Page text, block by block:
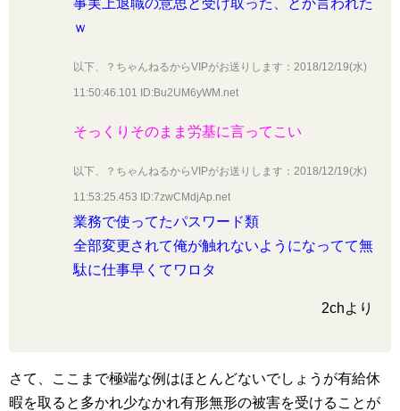
事実上退職の意思と受け取った、とか言われた
ｗ
以下、？ちゃんねるからVIPがお送りします：2018/12/19(水)
11:50:46.101 ID:Bu2UM6yWM.net
そっくりそのまま労基に言ってこい
以下、？ちゃんねるからVIPがお送りします：2018/12/19(水)
11:53:25.453 ID:7zwCMdjAp.net
業務で使ってたパスワード類
全部変更されて俺が触れないようになってて無
駄に仕事早くてワロタ
2chより
さて、ここまで極端な例はほとんどないでしょうが有給休
暇を取ると多かれ少なかれ有形無形の被害を受けることが